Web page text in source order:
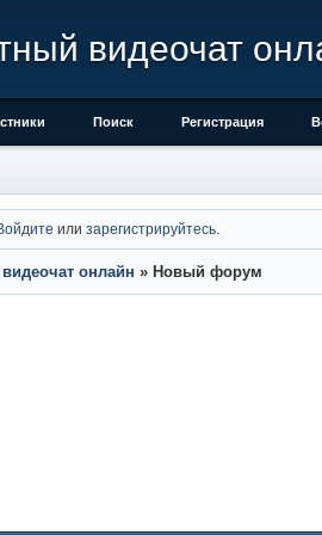
видеочат
Поиск Регистрация
илизарегистрируйтесь
онлайн » Новый форум